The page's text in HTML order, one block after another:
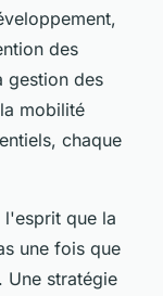
des
gestion des
mobilité
chaque
l'esprit que la
une fois que
Une stratégie